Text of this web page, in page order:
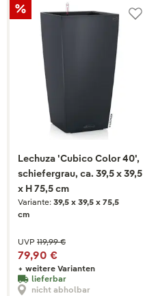
Lechuza 'Cubico Color 40',
schiefergrau, ca. 39,5 x 39,5
x H 75,5 cm
Variante: 39,5 x 39,5 x 75,5
cm
UVP 119,99 €
79,90 €
+ weitere Varianten
lieferbar
nicht abholbar